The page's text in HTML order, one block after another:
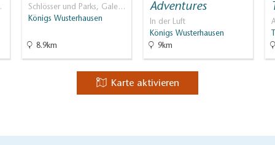
Schlösser und Parks, Gale…
Königs Wusterhausen
8.9km
Adventures
In der Luft
Königs Wusterhausen
9km
Karte aktivieren